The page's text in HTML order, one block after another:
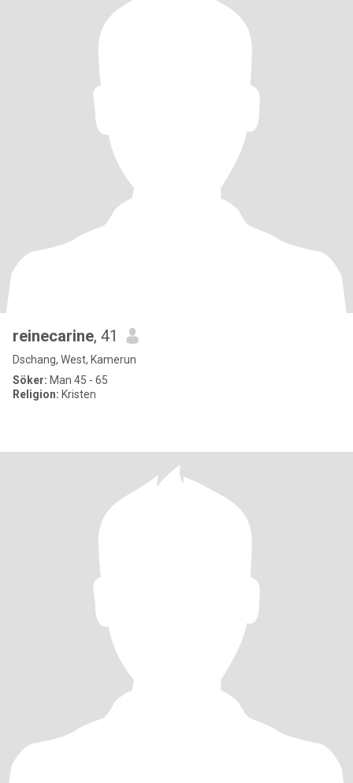
reinecarine, 41
Dschang, West, Kamerun
Söker: Man 45 - 65
Religion: Kristen